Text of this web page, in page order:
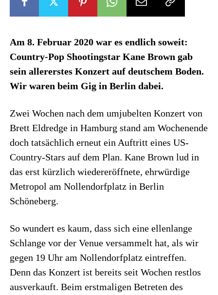
Am 8. Februar 2020 war es endlich soweit:
Country-Pop Shootingstar Kane Brown gab
sein allererstes Konzert auf deutschem Boden.
Wir waren beim Gig in Berlin dabei.
Zwei Wochen nach dem umjubelten Konzert von
Brett Eldredge in Hamburg stand am Wochenende
doch tatsächlich erneut ein Auftritt eines US-
Country-Stars auf dem Plan. Kane Brown lud in
das erst kürzlich wiedereröffnete, ehrwürdige
Metropol am Nollendorfplatz in Berlin
Schöneberg.
So wundert es kaum, dass sich eine ellenlange
Schlange vor der Venue versammelt hat, als wir
gegen 19 Uhr am Nollendorfplatz eintreffen.
Denn das Konzert ist bereits seit Wochen restlos
ausverkauft. Beim erstmaligen Betreten des